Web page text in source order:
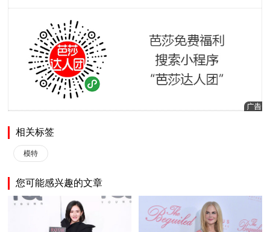
相关标签
模特
您可能感兴趣的文章